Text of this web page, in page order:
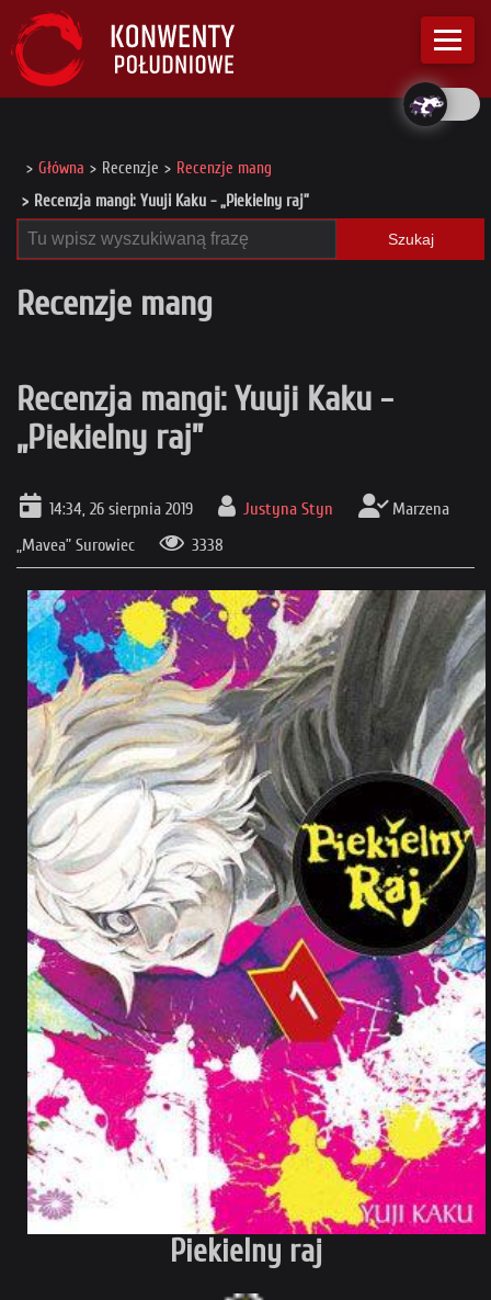
Główna Recenzje
Recenzje mang
Recenzja mangi: Yuuji Kaku - „Piekielny raj”
Szukaj
Recenzje mang
Recenzja mangi: Yuuji Kaku -
„Piekielny raj”
14:34, 26 sierpnia 2019 Justyna Styn
Marzena
„Mavea” Surowiec
3338
Piekielny raj